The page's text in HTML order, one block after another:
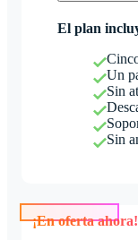
El plan
Un
Sin
Sin